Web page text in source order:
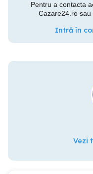
Pentru a contacta
Cazare24.ro
Intră în
Vezi